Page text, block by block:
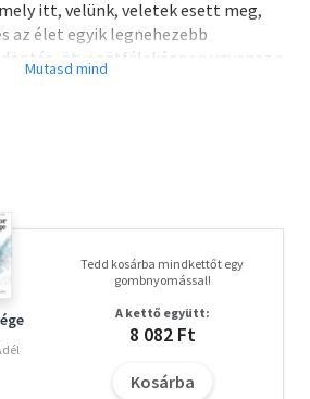
itt, velünk, veletek esett meg,
az élet egyik legnehezebb
ötvenötféleképpen ugyanaz a
a rabolt jogot, hogy mást a
bűntudatkeltéssel vagy
az szörnyeteg. A
le kell győzni. És ez csak akkor
Tedd kosárba mindkettőt egy
gombnyomással!
A kettő együtt:
8 082 Ft
Kosárba